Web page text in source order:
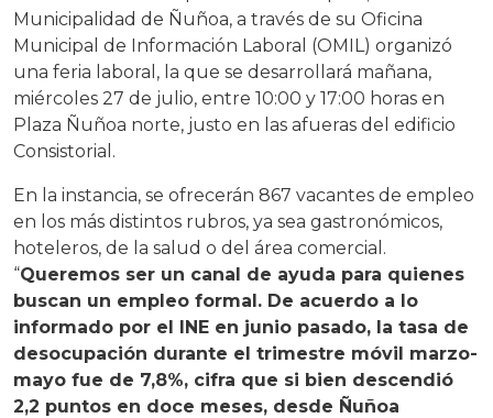
Municipalidad de Ñuñoa, a través de su Oficina
Municipal de Información Laboral (OMIL) organizó
una feria laboral, la que se desarrollará mañana,
miércoles 27 de julio, entre 10:00 y 17:00 horas en
Plaza Ñuñoa norte, justo en las afueras del edificio
Consistorial.
En la instancia, se ofrecerán 867 vacantes de empleo
en los más distintos rubros, ya sea gastronómicos,
hoteleros, de la salud o del área comercial.
“Queremos ser un canal de ayuda para quienes
buscan un empleo formal. De acuerdo a lo
informado por el INE en junio pasado, la tasa de
desocupación durante el trimestre móvil marzo-
mayo fue de 7,8%, cifra que si bien descendió
2,2 puntos en doce meses, desde Ñuñoa